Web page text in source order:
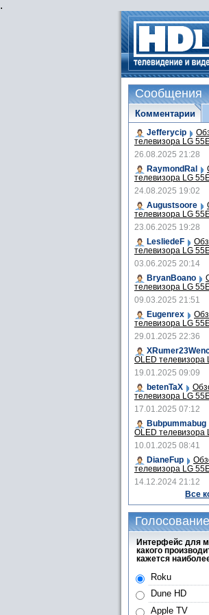
.
Сообщения
Комментарии
Jefferycip
телевизора LG
26.08.2025 21:28
RaymondRal
телевизора LG
24.08.2025 19:02
Augustsoore
телевизора LG
23.06.2025 19:28
LesliedeF
телевизора LG
03.06.2025 20:14
BryanBoano
телевизора LG
09.03.2025 21:51
Eugenrex
телевизора LG
29.01.2025 22:36
OLED телевизора
19.01.2025 09:09
betenTaX
телевизора LG
17.01.2025 07:12
Bubpummabug
OLED телевизора
10.01.2025 08:41
DianeFup
телевизора LG
14.12.2024 21:12
Все
Голосование
Интерфейс для
какого
кажется
Roku
Dune HD
Apple TV